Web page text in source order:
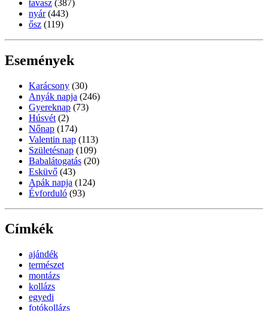
tavasz (387)
nyár (443)
ősz (119)
Események
Karácsony (30)
Anyák napja (246)
Gyereknap (73)
Húsvét (2)
Nőnap (174)
Valentin nap (113)
Születésnap (109)
Babalátogatás (20)
Esküvő (43)
Apák napja (124)
Évforduló (93)
Címkék
ajándék
természet
montázs
kollázs
egyedi
fotókollázs